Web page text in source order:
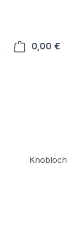
0,00 €
Knobloch